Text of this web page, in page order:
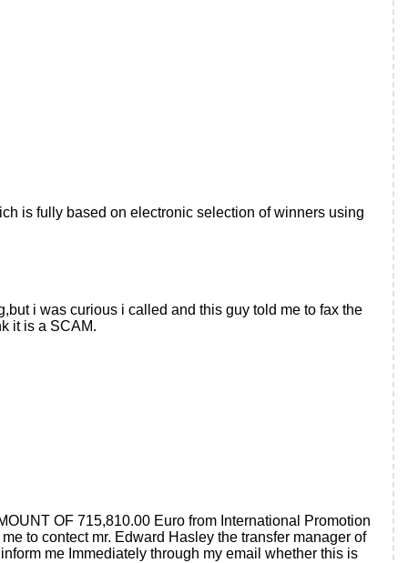
is fully based on electronic selection of winners using
i was curious i called and this guy told me to fax the
it is a SCAM.
OF 715,810.00 Euro from International Promotion
to contect mr. Edward Hasley the transfer manager of
me Immediately through my email whether this is